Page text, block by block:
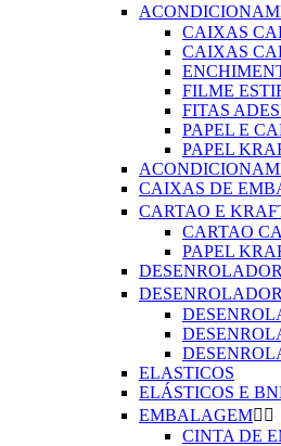
CAIXAS
CAIXAS
FILME
FITAS
PAPEL E
PAPEL
CAIXAS DE
CARTAO E
CARTAO
PAPEL
ELASTICOS
ELÁSTICOS E
EMBALAGEM 
CINTA DE